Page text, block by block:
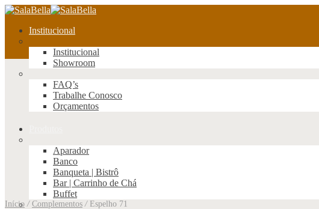
Institucional
Institucional
Showroom
FAQ’s
Trabalhe Conosco
Orçamentos
Aparador
Banco
Banqueta | Bistrô
Bar | Carrinho de Chá
Buffet
Início / Complementos /Espelho 71